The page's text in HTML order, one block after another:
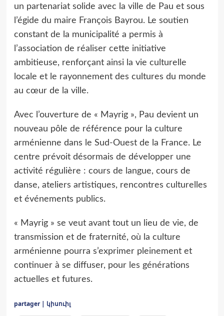
un partenariat solide avec la ville de Pau et sous
l’égide du maire François Bayrou. Le soutien
constant de la municipalité a permis à
l’association de réaliser cette initiative
ambitieuse, renforçant ainsi la vie culturelle
locale et le rayonnement des cultures du monde
au cœur de la ville.
Avec l’ouverture de « Mayrig », Pau devient un
nouveau pôle de référence pour la culture
arménienne dans le Sud-Ouest de la France. Le
centre prévoit désormais de développer une
activité régulière : cours de langue, cours de
danse, ateliers artistiques, rencontres culturelles
et événements publics.
« Mayrig » se veut avant tout un lieu de vie, de
transmission et de fraternité, où la culture
arménienne pourra s’exprimer pleinement et
continuer à se diffuser, pour les générations
actuelles et futures.
partager | կիսուիլ